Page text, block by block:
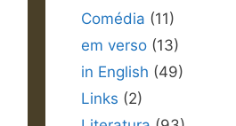
Comédia (11)
em verso (13)
in English (49)
Links (2)